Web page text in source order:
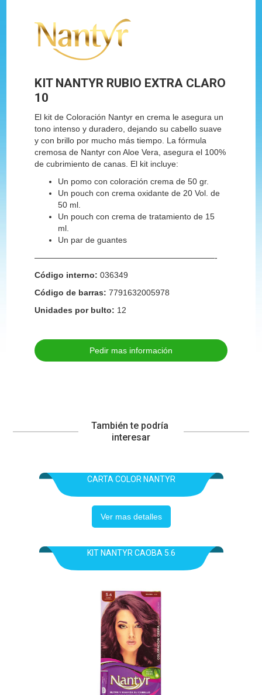
KIT NANTYR RUBIO EXTRA CLARO
10
El kit de Coloración Nantyr en crema le asegura un
tono intenso y duradero, dejando su cabello suave
y con brillo por mucho más tiempo. La fórmula
cremosa de Nantyr con Aloe Vera, asegura el 100%
de cubrimiento de canas. El kit incluye:
Un pomo con coloración crema de 50 gr.
Un pouch con crema oxidante de 20 Vol. de
50 ml.
Un pouch con crema de tratamiento de 15
ml.
Un par de guantes
——————————————————————-
Código interno:036349
Código de barras:7791632005978
Unidades por bulto: 12
Pedir mas información
También te podría
interesar
CARTA COLOR NANTYR
Ver mas detalles
KIT NANTYR CAOBA 5.6